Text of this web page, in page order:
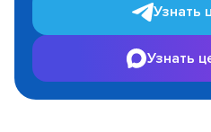
Узнать
Узнать